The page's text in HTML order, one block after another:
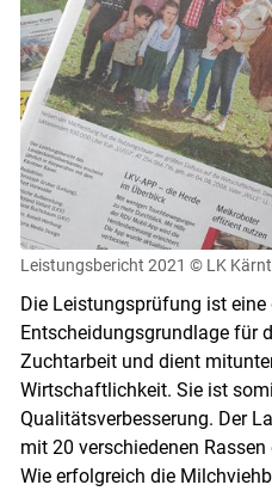
Skip to
Leistungsbericht 2021 © LK
Die Leistungsprüfung ist
Entscheidungsgrundlage für
Zuchtarbeit und dient
Wirtschaftlichkeit. Sie ist
Qualitätsverbesserung. Der
mit 20 verschiedenen
Wie erfolgreich die